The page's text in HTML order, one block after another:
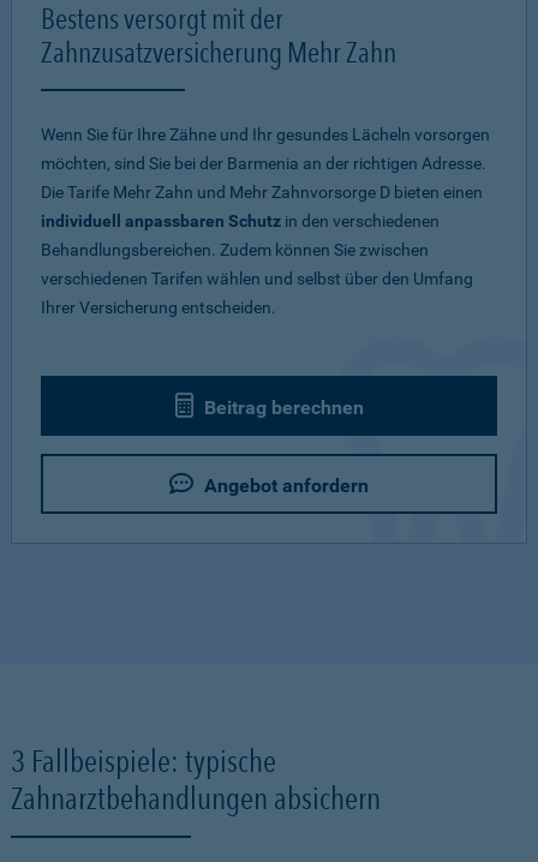
Bestens versorgt mit der
Zahnzusatzversicherung Mehr Zahn
Wenn Sie für Ihre Zähne und Ihr gesundes Lächeln vorsorgen
möchten, sind Sie bei der Barmenia an der richtigen Adresse.
Die Tarife Mehr Zahn und Mehr Zahnvorsorge D bieten einen
individuell anpassbaren Schutz in den verschiedenen
Behandlungsbereichen. Zudem können Sie zwischen
verschiedenen Tarifen wählen und selbst über den Umfang
Ihrer Versicherung entscheiden.
Beitrag berechnen
Angebot anfordern
3 Fallbeispiele: typische
Zahnarztbehandlungen absichern